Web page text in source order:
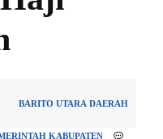
BARITO UTARA DAERAH
KABUPATEN